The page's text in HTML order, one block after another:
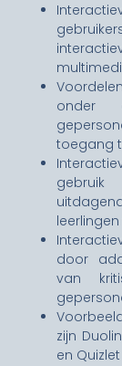
onder
toegang
door
van
zijn
en